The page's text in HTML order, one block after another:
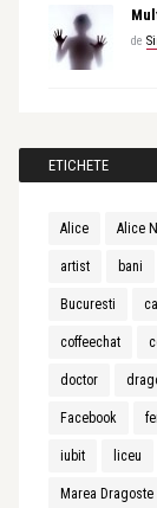
de
ETICHETE
Alice Alice
artist bani
Bucuresti
coffeechat
doctor
Facebook
iubit liceu
Marea Dragoste